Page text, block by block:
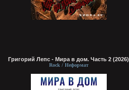
Григорий Лепс - Мира в дом. Часть 2 (2026)
Rock / Неформат